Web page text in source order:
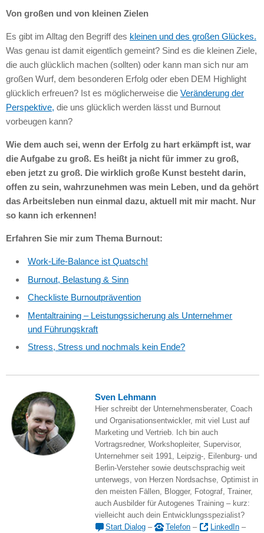
Von großen und von kleinen Zielen
Es gibt im Alltag den Begriff des kleinen und des großen Glückes.
Was genau ist damit eigentlich gemeint? Sind es die kleinen Ziele,
die auch glücklich machen (sollten) oder kann man sich nur am
großen Wurf, dem besonderen Erfolg oder eben DEM Highlight
glücklich erfreuen? Ist es möglicherweise die Veränderung der
Perspektive, die uns glücklich werden lässt und Burnout
vorbeugen kann?
Wie dem auch sei, wenn der Erfolg zu hart erkämpft ist, war
die Aufgabe zu groß. Es heißt ja nicht für immer zu groß,
eben jetzt zu groß. Die wirklich große Kunst besteht darin,
offen zu sein, wahrzunehmen was mein Leben, und da gehört
das Arbeitsleben nun einmal dazu, aktuell mit mir macht. Nur
so kann ich erkennen!
Erfahren Sie mir zum Thema Burnout:
Work-Life-Balance ist Quatsch!
Burnout, Belastung & Sinn
Checkliste Burnoutprävention
Mentaltraining – Leistungssicherung als Unternehmer
und Führungskraft
Stress, Stress und nochmals kein Ende?
Sven Lehmann
Hier schreibt der Unternehmensberater, Coach
und Organisationsentwickler, mit viel Lust auf
Marketing und Vertrieb. Ich bin auch
Vortragsredner, Workshopleiter, Supervisor,
Unternehmer seit 1991, Leipzig-, Eilenburg- und
Berlin-Versteher sowie deutschsprachig weit
unterwegs, von Herzen Nordsachse, Optimist in
den meisten Fällen, Blogger, Fotograf, Trainer,
auch Ausbilder für Autogenes Training – kurz:
vielleicht auch dein Entwicklungsspezialist?
Start Dialog – Telefon – LinkedIn –